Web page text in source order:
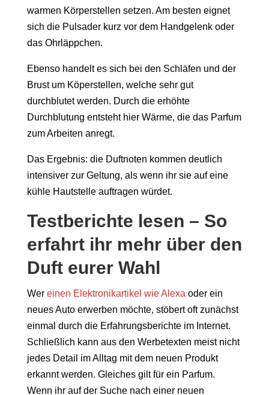
warmen Körperstellen setzen. Am besten eignet
sich die Pulsader kurz vor dem Handgelenk oder
das Ohrläppchen.
Ebenso handelt es sich bei den Schläfen und der
Brust um Köperstellen, welche sehr gut
durchblutet werden. Durch die erhöhte
Durchblutung entsteht hier Wärme, die das Parfum
zum Arbeiten anregt.
Das Ergebnis: die Duftnoten kommen deutlich
intensiver zur Geltung, als wenn ihr sie auf eine
kühle Hautstelle auftragen würdet.
Testberichte lesen – So
erfahrt ihr mehr über den
Duft eurer Wahl
Wer einen Elektronikartikel wie Alexa oder ein
neues Auto erwerben möchte, stöbert oft zunächst
einmal durch die Erfahrungsberichte im Internet.
Schließlich kann aus den Werbetexten meist nicht
jedes Detail im Alltag mit dem neuen Produkt
erkannt werden. Gleiches gilt für ein Parfum.
Wenn ihr auf der Suche nach einer neuen